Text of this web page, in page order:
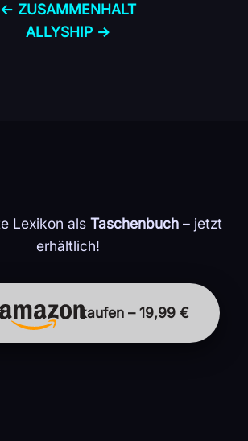
← ZUSAMMENHALT
ALLYSHIP →
Lexikon als Taschenbuch – jetzt
erhältlich!
kaufen – 19,99 €